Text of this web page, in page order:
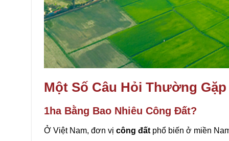
Một Số Câu Hỏi Thường Gặp
1ha Bằng Bao Nhiêu Công Đất?
Ở Việt Nam, đơn vị công đất phổ biến ở miền